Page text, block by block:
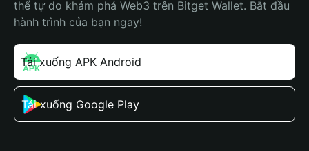
thể tự do khám phá Web3 trên Bitget Wallet. Bắt đầu
hành trình của bạn ngay!
Tải xuống APK Android
Tải xuống Google Play